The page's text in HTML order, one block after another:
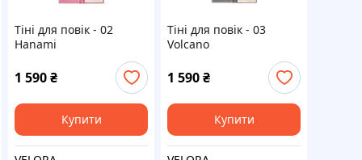
Тіні для повік - 02
Hanami
1 590₴
Купити
Тіні для повік - 03
Volcano
1 590₴
Купити